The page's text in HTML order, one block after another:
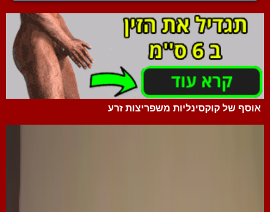
אוסף של קוקסינליות משפריצות זרע